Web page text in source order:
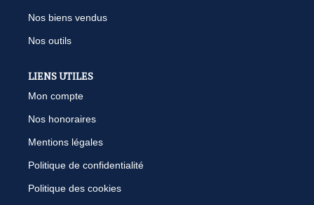
Nos biens vendus
Nos outils
LIENS UTILES
Mon compte
Nos honoraires
Mentions légales
Politique de confidentialité
Politique des cookies